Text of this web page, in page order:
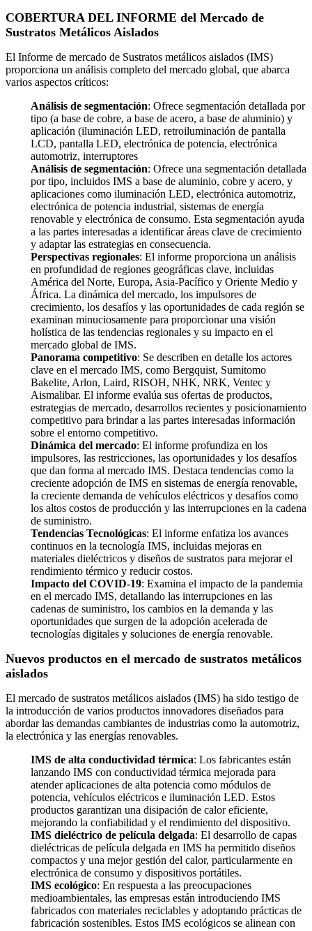
COBERTURA DEL INFORME del Mercado de
Sustratos Metálicos Aislados
El Informe de mercado de Sustratos metálicos aislados (IMS)
proporciona un análisis completo del mercado global, que abarca
varios aspectos críticos:
Análisis de segmentación: Ofrece segmentación detallada por
tipo (a base de cobre, a base de acero, a base de aluminio) y
aplicación (iluminación LED, retroiluminación de pantalla
LCD, pantalla LED, electrónica de potencia, electrónica
automotriz, interruptores
Análisis de segmentación: Ofrece una segmentación detallada
por tipo, incluidos IMS a base de aluminio, cobre y acero, y
aplicaciones como iluminación LED, electrónica automotriz,
electrónica de potencia industrial, sistemas de energía
renovable y electrónica de consumo. Esta segmentación ayuda
a las partes interesadas a identificar áreas clave de crecimiento
y adaptar las estrategias en consecuencia.
Perspectivas regionales: El informe proporciona un análisis
en profundidad de regiones geográficas clave, incluidas
América del Norte, Europa, Asia-Pacífico y Oriente Medio y
África. La dinámica del mercado, los impulsores de
crecimiento, los desafíos y las oportunidades de cada región se
examinan minuciosamente para proporcionar una visión
holística de las tendencias regionales y su impacto en el
mercado global de IMS.
Panorama competitivo: Se describen en detalle los actores
clave en el mercado IMS, como Bergquist, Sumitomo
Bakelite, Arlon, Laird, RISOH, NHK, NRK, Ventec y
Aismalibar. El informe evalúa sus ofertas de productos,
estrategias de mercado, desarrollos recientes y posicionamiento
competitivo para brindar a las partes interesadas información
sobre el entorno competitivo.
Dinámica del mercado: El informe profundiza en los
impulsores, las restricciones, las oportunidades y los desafíos
que dan forma al mercado IMS. Destaca tendencias como la
creciente adopción de IMS en sistemas de energía renovable,
la creciente demanda de vehículos eléctricos y desafíos como
los altos costos de producción y las interrupciones en la cadena
de suministro.
Tendencias Tecnológicas: El informe enfatiza los avances
continuos en la tecnología IMS, incluidas mejoras en
materiales dieléctricos y diseños de sustratos para mejorar el
rendimiento térmico y reducir costos.
Impacto del COVID-19: Examina el impacto de la pandemia
en el mercado IMS, detallando las interrupciones en las
cadenas de suministro, los cambios en la demanda y las
oportunidades que surgen de la adopción acelerada de
tecnologías digitales y soluciones de energía renovable.
Nuevos productos en el mercado de sustratos metálicos
aislados
El mercado de sustratos metálicos aislados (IMS) ha sido testigo de
la introducción de varios productos innovadores diseñados para
abordar las demandas cambiantes de industrias como la automotriz,
la electrónica y las energías renovables.
IMS de alta conductividad térmica: Los fabricantes están
lanzando IMS con conductividad térmica mejorada para
atender aplicaciones de alta potencia como módulos de
potencia, vehículos eléctricos e iluminación LED. Estos
productos garantizan una disipación de calor eficiente,
mejorando la confiabilidad y el rendimiento del dispositivo.
IMS dieléctrico de película delgada: El desarrollo de capas
dieléctricas de película delgada en IMS ha permitido diseños
compactos y una mejor gestión del calor, particularmente en
electrónica de consumo y dispositivos portátiles.
IMS ecológico: En respuesta a las preocupaciones
medioambientales, las empresas están introduciendo IMS
fabricados con materiales reciclables y adoptando prácticas de
fabricación sostenibles. Estos IMS ecológicos se alinean con